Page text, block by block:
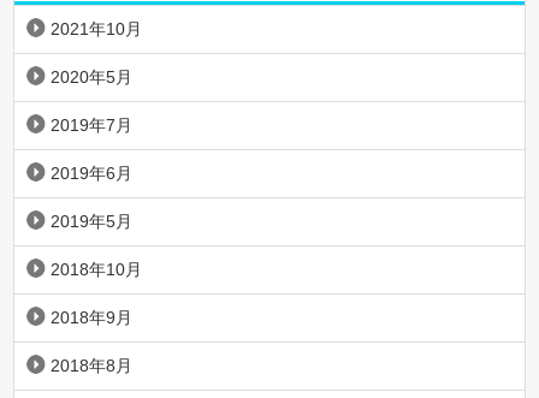
2021年10月
2020年5月
2019年7月
2019年6月
2019年5月
2018年10月
2018年9月
2018年8月